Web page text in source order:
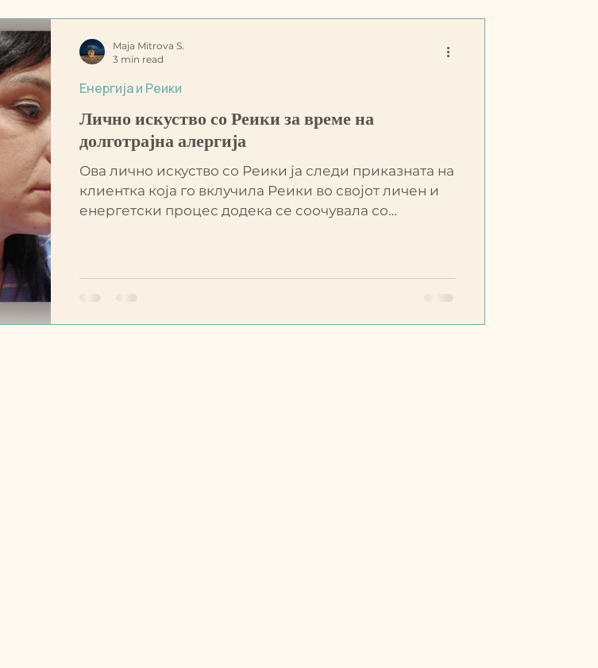
Лично искуство со Реики за време на
долготрајна алергија
Ова лично искуство со Реики ја следи приказната на
клиентка која го вклучила Реики во својот личен и
енергетски процес додека се соочувала со
Енергија и Реики
Maja Mitrova S.
3 min read